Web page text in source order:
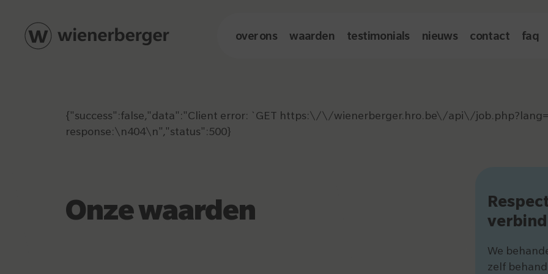
over ons waarden testimonials nieuws contact faq
{"success":false,"data":"Client error: `GET https:\/\/wienerberger.hro.be\/api\/
response:\n404\n","status":500}
Onze waarden
We
zelf